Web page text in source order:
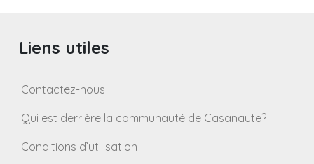
Liens utiles
Contactez-nous
Qui est derrière la communauté de Casanaute?
Conditions d’utilisation